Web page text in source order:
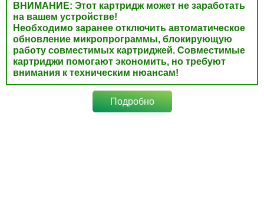
ВНИМАНИЕ: Этот картридж может не заработать
на вашем устройстве!
Необходимо заранее отключить автоматическое
обновление микропрограммы, блокирующую
работу совместимых картриджей. Совместимые
картриджи помогают экономить, но требуют
внимания к техническим нюансам!
Подробно